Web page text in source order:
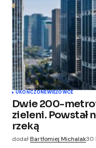
UKOŃCZONEWIEŻOWCE
Dwie 200-
zieleni. Powstał
rzeką
dodałBartłomiej Michalak30